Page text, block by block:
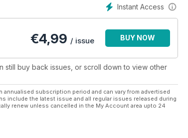
Instant Access
€4,99 / issue BUY NOW
still buy back issues, or scroll down to view other
subscription period and can vary from advertised
include the latest issue and all regular issues released during
renew unless cancelled in the My Account area upto 24